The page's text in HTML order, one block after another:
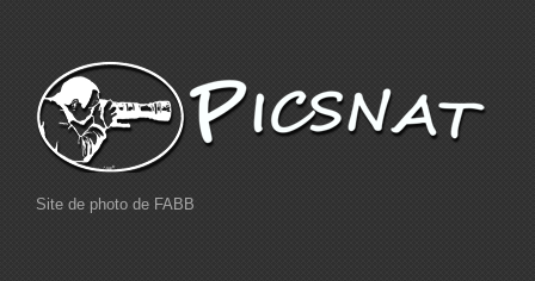
Site de photo de FABB